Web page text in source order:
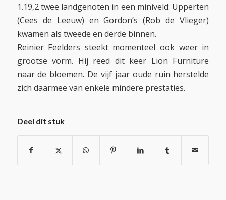
1.19,2 twee landgenoten in een miniveld: Upperten
(Cees de Leeuw) en Gordon’s (Rob de Vlieger)
kwamen als tweede en derde binnen.
Reinier Feelders steekt momenteel ook weer in
grootse vorm. Hij reed dit keer Lion Furniture
naar de bloemen. De vijf jaar oude ruin herstelde
zich daarmee van enkele mindere prestaties.
Deel dit stuk